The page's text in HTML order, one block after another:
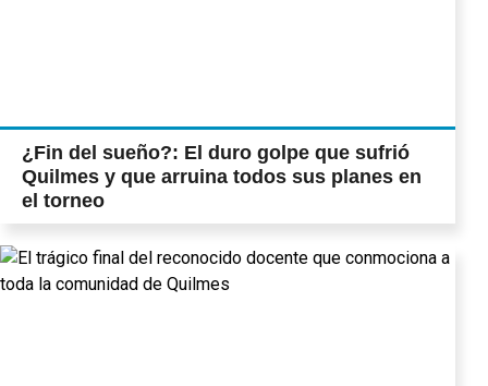
¿Fin del sueño?: El duro golpe que sufrió
Quilmes y que arruina todos sus planes en
el torneo